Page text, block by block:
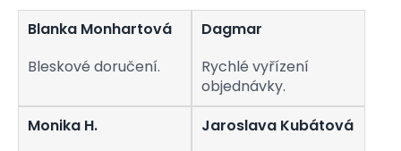
v
ý
i
s
u
Blanka Monhartová
Bleskové doručení.
Dagmar
Rychlé vyřízení
objednávky.
Monika H.
Jaroslava Kubátová